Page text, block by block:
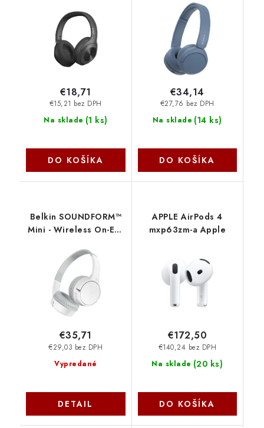
černá BH220-BK
A4Tech
Na sklade (1 ks)
€15,21 bez DPH
€18,71
DO KOŠÍKA
Na sklade (14 ks)
€27,76 bez DPH
€34,14
DO KOŠÍKA
Belkin SOUNDFORM™
Mini - Wireless On-Ear
dětská bezdrátová
sluchátka, bílá - NOVÁ
VERZE
AUD002btWTV3
Vypredané
€29,03 bez DPH
€35,71
DETAIL
APPLE AirPods 4
mxp63zm-a Apple
Na sklade (20 ks)
€140,24 bez DPH
€172,50
DO KOŠÍKA